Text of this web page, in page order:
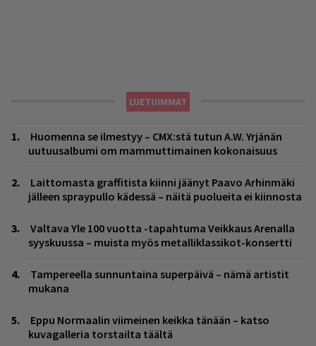
LUETUIMMAT
Huomenna se ilmestyy – CMX:stä tutun A.W. Yrjänän
uutuusalbumi om mammuttimainen kokonaisuus
Laittomasta graffitista kiinni jäänyt Paavo Arhinmäki
jälleen spraypullo kädessä – näitä puolueita ei kiinnosta
Valtava Yle 100 vuotta -tapahtuma Veikkaus Arenalla
syyskuussa – muista myös metalliklassikot-konsertti
Tampereella sunnuntaina superpäivä – nämä artistit
mukana
Eppu Normaalin viimeinen keikka tänään – katso
kuvagalleria torstailta täältä